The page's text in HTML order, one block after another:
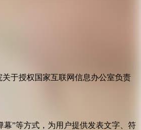
于授权国家互联网信息办公室负责
”等方式，为用户提供发表文字、符